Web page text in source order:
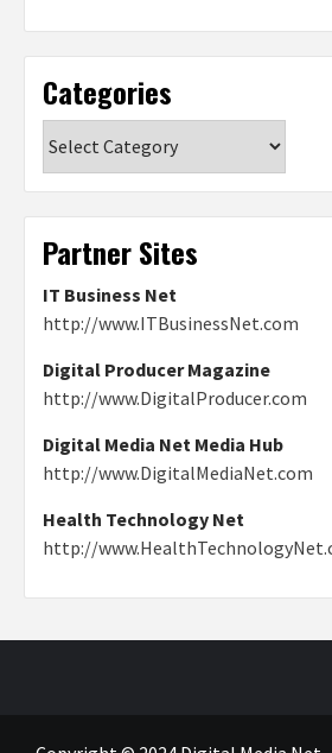
Categories
Partner Sites
IT Business Net
http://www.ITBusinessNet.com
Digital Producer Magazine
http://www.DigitalProducer.com
Digital Media Net Media Hub
http://www.DigitalMediaNet.com
Health Technology Net
http://